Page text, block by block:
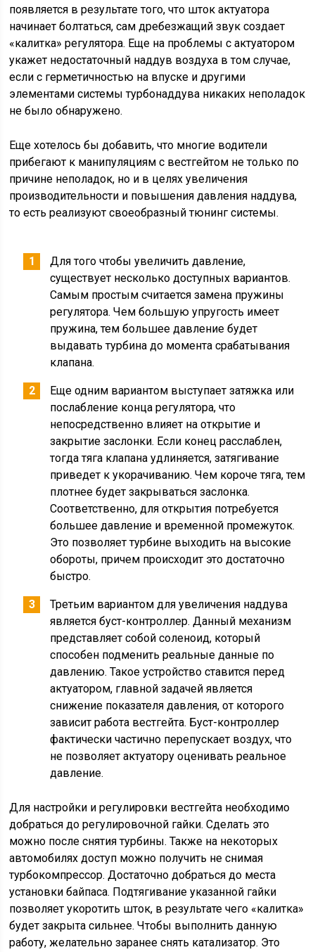
появляется в результате того, что шток актуатора
начинает болтаться, сам дребезжащий звук создает
«калитка» регулятора. Еще на проблемы с актуатором
укажет недостаточный наддув воздуха в том случае,
если с герметичностью на впуске и другими
элементами системы турбонаддува никаких неполадок
не было обнаружено.
Еще хотелось бы добавить, что многие водители
прибегают к манипуляциям с вестгейтом не только по
причине неполадок, но и в целях увеличения
производительности и повышения давления наддува,
то есть реализуют своеобразный тюнинг системы.
Для того чтобы увеличить давление,
существует несколько доступных вариантов.
Самым простым считается замена пружины
регулятора. Чем большую упругость имеет
пружина, тем большее давление будет
выдавать турбина до момента срабатывания
клапана.
Еще одним вариантом выступает затяжка или
послабление конца регулятора, что
непосредственно влияет на открытие и
закрытие заслонки. Если конец расслаблен,
тогда тяга клапана удлиняется, затягивание
приведет к укорачиванию. Чем короче тяга, тем
плотнее будет закрываться заслонка.
Соответственно, для открытия потребуется
большее давление и временной промежуток.
Это позволяет турбине выходить на высокие
обороты, причем происходит это достаточно
быстро.
Третьим вариантом для увеличения наддува
является буст-контроллер. Данный механизм
представляет собой соленоид, который
способен подменить реальные данные по
давлению. Такое устройство ставится перед
актуатором, главной задачей является
снижение показателя давления, от которого
зависит работа вестгейта. Буст-контроллер
фактически частично перепускает воздух, что
не позволяет актуатору оценивать реальное
давление.
Для настройки и регулировки вестгейта необходимо
добраться до регулировочной гайки. Сделать это
можно после снятия турбины. Также на некоторых
автомобилях доступ можно получить не снимая
турбокомпрессор. Достаточно добраться до места
установки байпаса. Подтягивание указанной гайки
позволяет укоротить шток, в результате чего «калитка»
будет закрыта сильнее. Чтобы выполнить данную
работу, желательно заранее снять катализатор. Это